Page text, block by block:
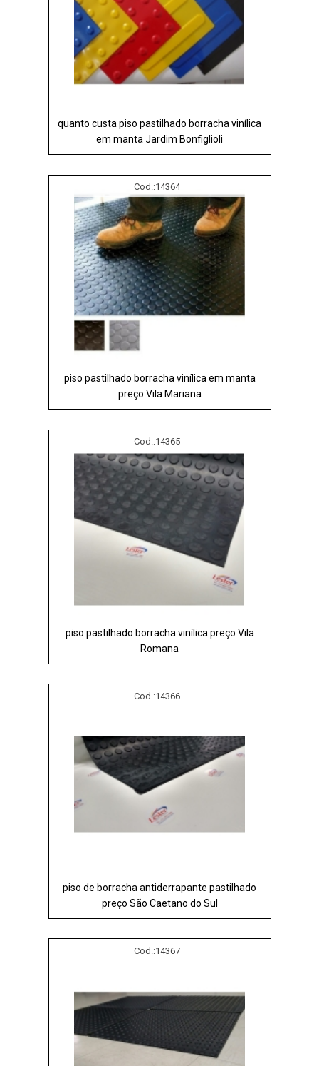
quanto custa piso pastilhado borracha vinílica
em manta Jardim Bonfiglioli
Cod.:14364
piso pastilhado borracha vinílica em manta
preço Vila Mariana
Cod.:14365
piso pastilhado borracha vinílica preço Vila
Romana
Cod.:14366
piso de borracha antiderrapante pastilhado
preço São Caetano do Sul
Cod.:14367